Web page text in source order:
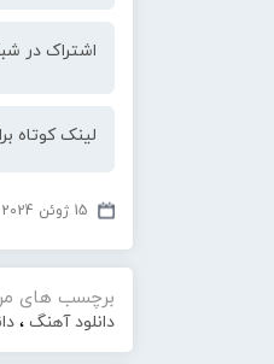
اشتراک در
لینک کوتاه
15 ژوئن 2024
برچسب های
دانلود آهنگ ،